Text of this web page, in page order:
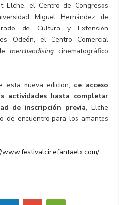
Elche, el Centro de Congresos
Miguel Hernández de
de Cultura y Extensión
Odeón, el Centro Comercial
merchandising cinematográfico
esta nueva edición, de acceso
actividades hasta completar
de inscripción previa, Elche
de encuentro para los amantes
www.festivalcinefantaelx.com/